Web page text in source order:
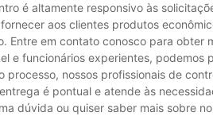
é altamente responsivo às
aos clientes produtos
Entre em contato conosco para obter
e funcionários experientes, podemos
nossos profissionais de
é pontual e atende às
dúvida ou quiser saber mais sobre